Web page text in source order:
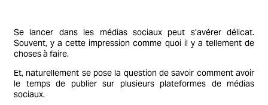
Se lancer dans les médias sociaux peut s’avérer délicat.
Souvent, y a cette impression comme quoi il y a tellement de
choses à faire.
Et, naturellement se pose la question de savoir comment avoir
le temps de publier sur plusieurs plateformes de médias
sociaux.